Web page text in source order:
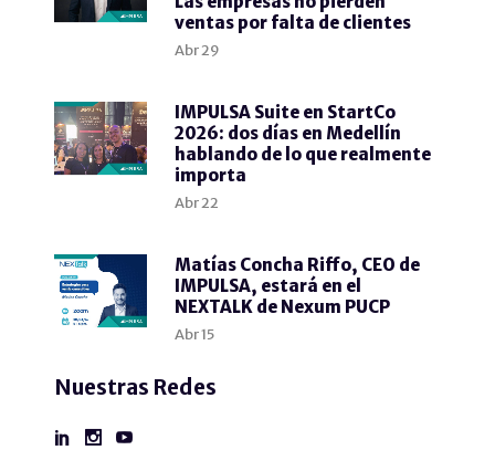
ventas por falta de clientes
Abr29
IMPULSA Suite en StartCo
2026: dos días en Medellín
hablando de lo que realmente
importa
Abr22
Matías Concha Riffo, CEO de
IMPULSA, estará en el
NEXTALK de Nexum PUCP
Abr15
Nuestras Redes